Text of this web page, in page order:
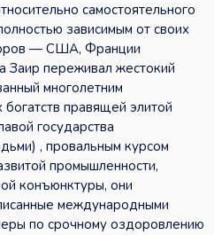
самостоятельного
зависимым от своих
— США, Франции
Заир переживал жестокий
многолетним
правящей элитой
государства
, провальным курсом
промышленности,
конъюнктуры, они
международными
по срочному оздоровлению